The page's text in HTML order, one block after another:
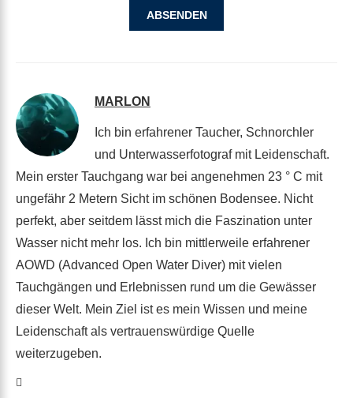
MARLON
Ich bin erfahrener Taucher, Schnorchler
und Unterwasserfotograf mit Leidenschaft.
Mein erster Tauchgang war bei angenehmen 23 ° C mit
ungefähr 2 Metern Sicht im schönen Bodensee. Nicht
perfekt, aber seitdem lässt mich die Faszination unter
Wasser nicht mehr los. Ich bin mittlerweile erfahrener
AOWD (Advanced Open Water Diver) mit vielen
Tauchgängen und Erlebnissen rund um die Gewässer
dieser Welt. Mein Ziel ist es mein Wissen und meine
Leidenschaft als vertrauenswürdige Quelle
weiterzugeben.